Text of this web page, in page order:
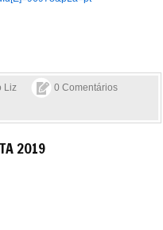
Liz 0 Comentários
2019